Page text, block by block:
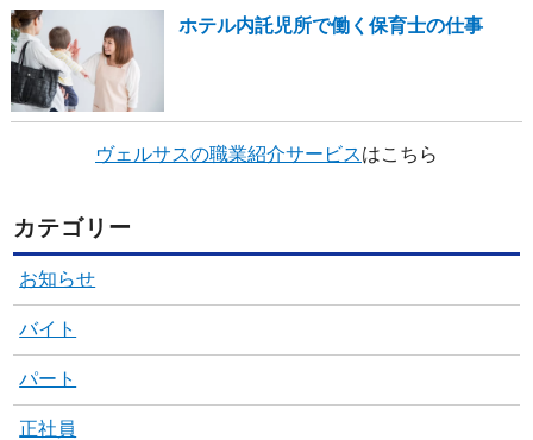
ホテル内託児所で働く保育士の仕事
ヴェルサスの職業紹介サービスはこちら
カテゴリー
お知らせ
バイト
パート
正社員